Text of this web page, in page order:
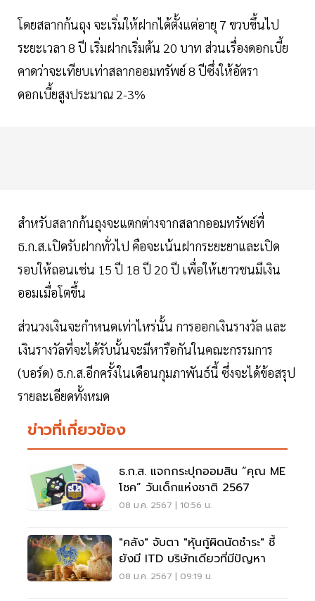
โดยสลากก้นถุง จะเริ่มให้ฝากได้ตั้งแต่อายุ 7 ขวบขึ้นไป
ระยะเวลา 8 ปี เริ่มฝากเริ่มต้น 20 บาท ส่วนเรื่องดอกเบี้ย
คาดว่าจะเทียบเท่าสลากออมทรัพย์ 8 ปีซึ่งให้อัตรา
ดอกเบี้ยสูงประมาณ 2-3%
สำหรับสลากก้นถุงจะแตกต่างจากสลากออมทรัพย์ที่
ธ.ก.ส.เปิดรับฝากทั่วไป คือจะเน้นฝากระยะยาและเปิด
รอบให้ถอนเช่น 15 ปี 18 ปี 20 ปี เพื่อให้เยาวชนมีเงิน
ออมเมื่อโตขึ้น
ส่วนวงเงินจะกำหนดเท่าไหร่นั้น การออกเงินรางวัล และ
เงินรางวัลที่จะได้รับนั้นจะมีหารือกันในคณะกรรมการ
(บอร์ด)​ ธ.ก.ส.อีกครั้งในเดือนกุมภาพันธ์นี้ ซึ่งจะได้ข้อสรุป
รายละเอียดทั้งหมด
ข่าวที่เกี่ยวข้อง
ธ.ก.ส. แจกกระปุกออมสิน “คุณ ME
โชค” วันเด็กแห่งชาติ 2567
08 ม.ค. 2567 | 10:56 น.
"คลัง" จับตา "หุ้นกู้ผิดนัดชำระ" ชี้
ยังมี ITD บริษัทเดียวที่มีปัญหา
08 ม.ค. 2567 | 09:19 น.